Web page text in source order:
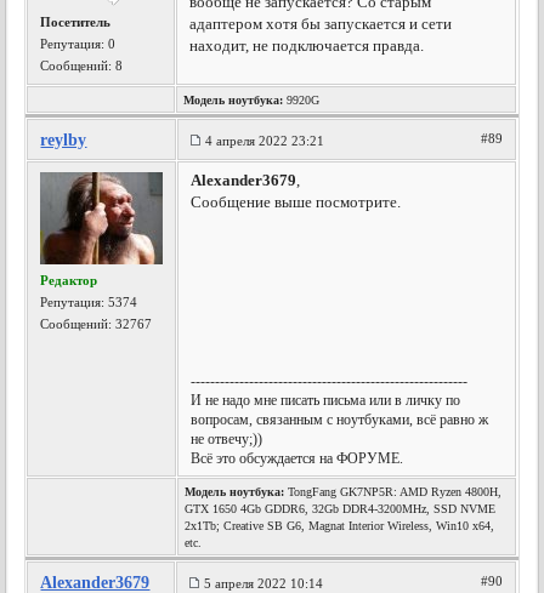
Посетитель
Репутация:0
Сообщений: 8
адаптером хотя бы запускается и сети
находит, не подключается правда.
Модель ноутбука: 9920G
reylby 4 апреля 2022 23:21 #89
Редактор
Репутация:5374
Сообщений: 32767
Alexander3679,
Сообщение выше посмотрите.
---------------------------------------------------------
И не надо мне писать письма или в личку по
вопросам, связанным с ноутбуками, всё равно ж
не отвечу;))
Всё это обсуждается на ФОРУМЕ.
Модель ноутбука: TongFang GK7NP5R: AMD Ryzen 4800H,
GTX 1650 4Gb GDDR6, 32Gb DDR4-3200MHz, SSD NVME
2x1Tb; Creative SB G6, Magnat Interior Wireless, Win10 x64,
etc.
Alexander3679 5 апреля 2022 10:14 #90